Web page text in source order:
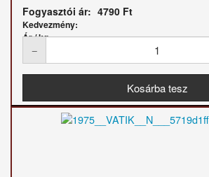
Fogyasztói ár: 4790 Ft
Kedvezmény:
Ár / kg: